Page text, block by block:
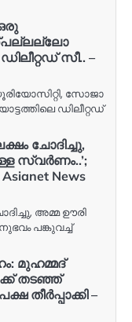
സീ.. –
സോജാ
ഡിലീറ്റഡ്
ചോദിച്ചു,
സ്വർണം..’;
News
അമ്മ ഊരി
പങ്കുവച്ച്
മുഹമ്മദ്
തടഞ്ഞ്
തീർപ്പാക്കി –